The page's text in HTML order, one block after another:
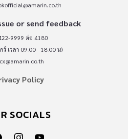
or send feedback
9999 ต่อ 4180
ร์ เวลา 09.00 - 18.00 น)
Policy
SOCIALS